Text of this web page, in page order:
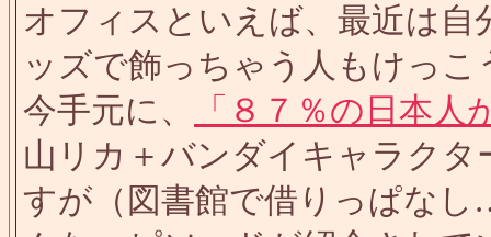
オフィスといえば、最近は
ッズで飾っちゃう人もけっ
今手元に、
「８７％の日本
山リカ＋バンダイキャラク
すが（図書館で借りっぱな